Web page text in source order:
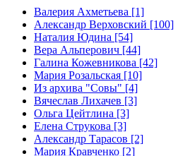
Валерия Ахметьева [1]
Александр Верховский [100]
Наталия Юдина [54]
Вера Альперович [44]
Галина Кожевникова [42]
Мария Розальская [10]
Из архива "Совы" [4]
Вячеслав Лихачев [3]
Ольга Цейтлина [3]
Елена Струкова [3]
Александр Тарасов [2]
Мария Кравченко [2]